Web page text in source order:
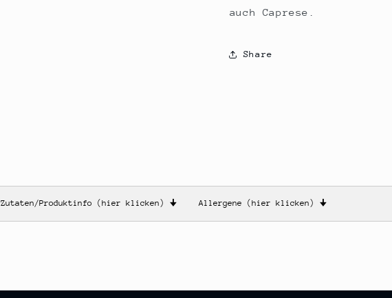
auch Caprese.
Share
Zutaten/Produktinfo (hier klicken) 🠋 Allergene (hier klicken) 🠋